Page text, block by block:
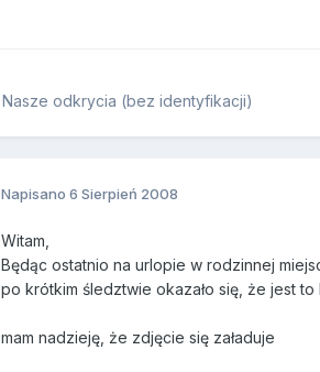
Nasze odkrycia (bez identyfikacji)
Napisano 6 Sierpień 2008
Witam,
Będąc ostatnio na urlopie w rodzinnej
po krótkim śledztwie okazało się, że jest to
mam nadzieję, że zdjęcie się załaduje